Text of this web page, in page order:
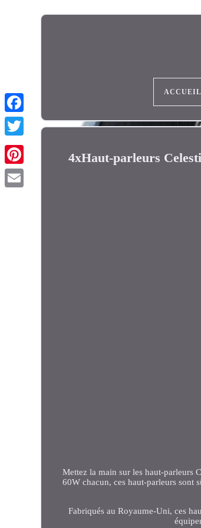
ACCUEIL
4xHaut-parleurs
Mettez la main sur les haut-parleurs
60W chacun, ces haut-parleurs sont
Fabriqués au Royaume-Uni, ces